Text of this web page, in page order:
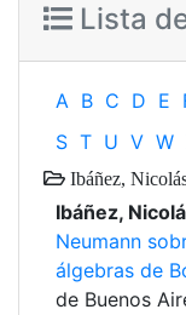
Lista
A B C D E
S T U V W
Ibáñez,
Ibáñez,
Neumann
álgebras de
de Buenos